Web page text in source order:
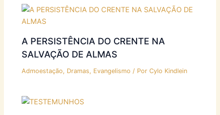
A PERSISTÊNCIA DO CRENTE NA
SALVAÇÃO DE ALMAS
Admoestação, Dramas, Evangelismo / PorCylo Kindlein